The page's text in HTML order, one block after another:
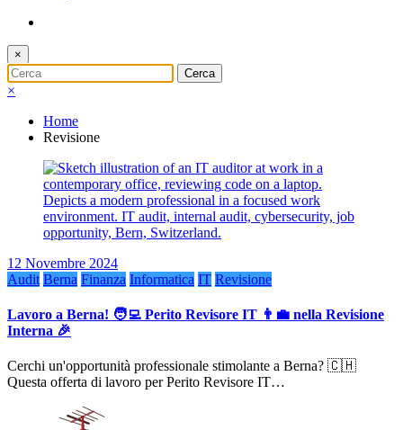
×
×
Home
Revisione
12 Novembre 2024
Audit Berna Finanza Informatica IT Revisione
Lavoro a Berna! 🧑‍💻 Perito Revisore IT 👨‍💼 nella Revisione
Interna 🎉
Cerchi un'opportunità professionale stimolante a Berna? 🇨🇭
Questa offerta di lavoro per Perito Revisore IT…